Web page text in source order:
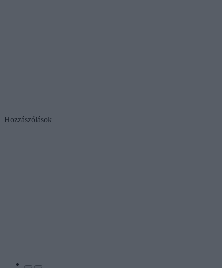
Hozzászólások